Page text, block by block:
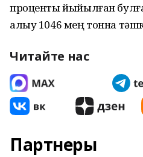
проценты йыйылған
алыу 1046 мең тонна
Читайте нас
Партнеры